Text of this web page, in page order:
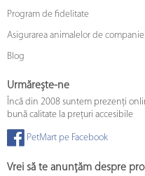
Program de fidelitate
Asigurarea animalelor de companie
Blog
Urmărește-ne
Încă din 2008 suntem prezenți
bună calitate la prețuri accesibile
PetMart pe Facebook
Vrei să te anunțăm despre